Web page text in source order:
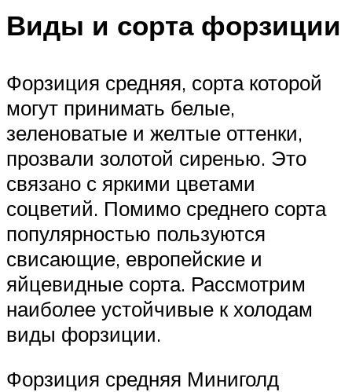
Виды и сорта форзиции
Форзиция средняя, сорта которой
могут принимать белые,
зеленоватые и желтые оттенки,
прозвали золотой сиренью. Это
связано с яркими цветами
соцветий. Помимо среднего сорта
популярностью пользуются
свисающие, европейские и
яйцевидные сорта. Рассмотрим
наиболее устойчивые к холодам
виды форзиции.
Форзиция средняя Миниголд